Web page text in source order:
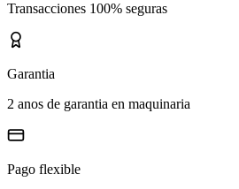
Transacciones 100% seguras
Garantia
2 anos de garantia en maquinaria
Pago flexible